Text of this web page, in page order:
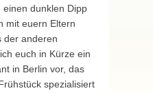
dunklen Dipp
mit euern Eltern
der anderen
euch in Kürze ein
in Berlin vor, das
spezialisiert